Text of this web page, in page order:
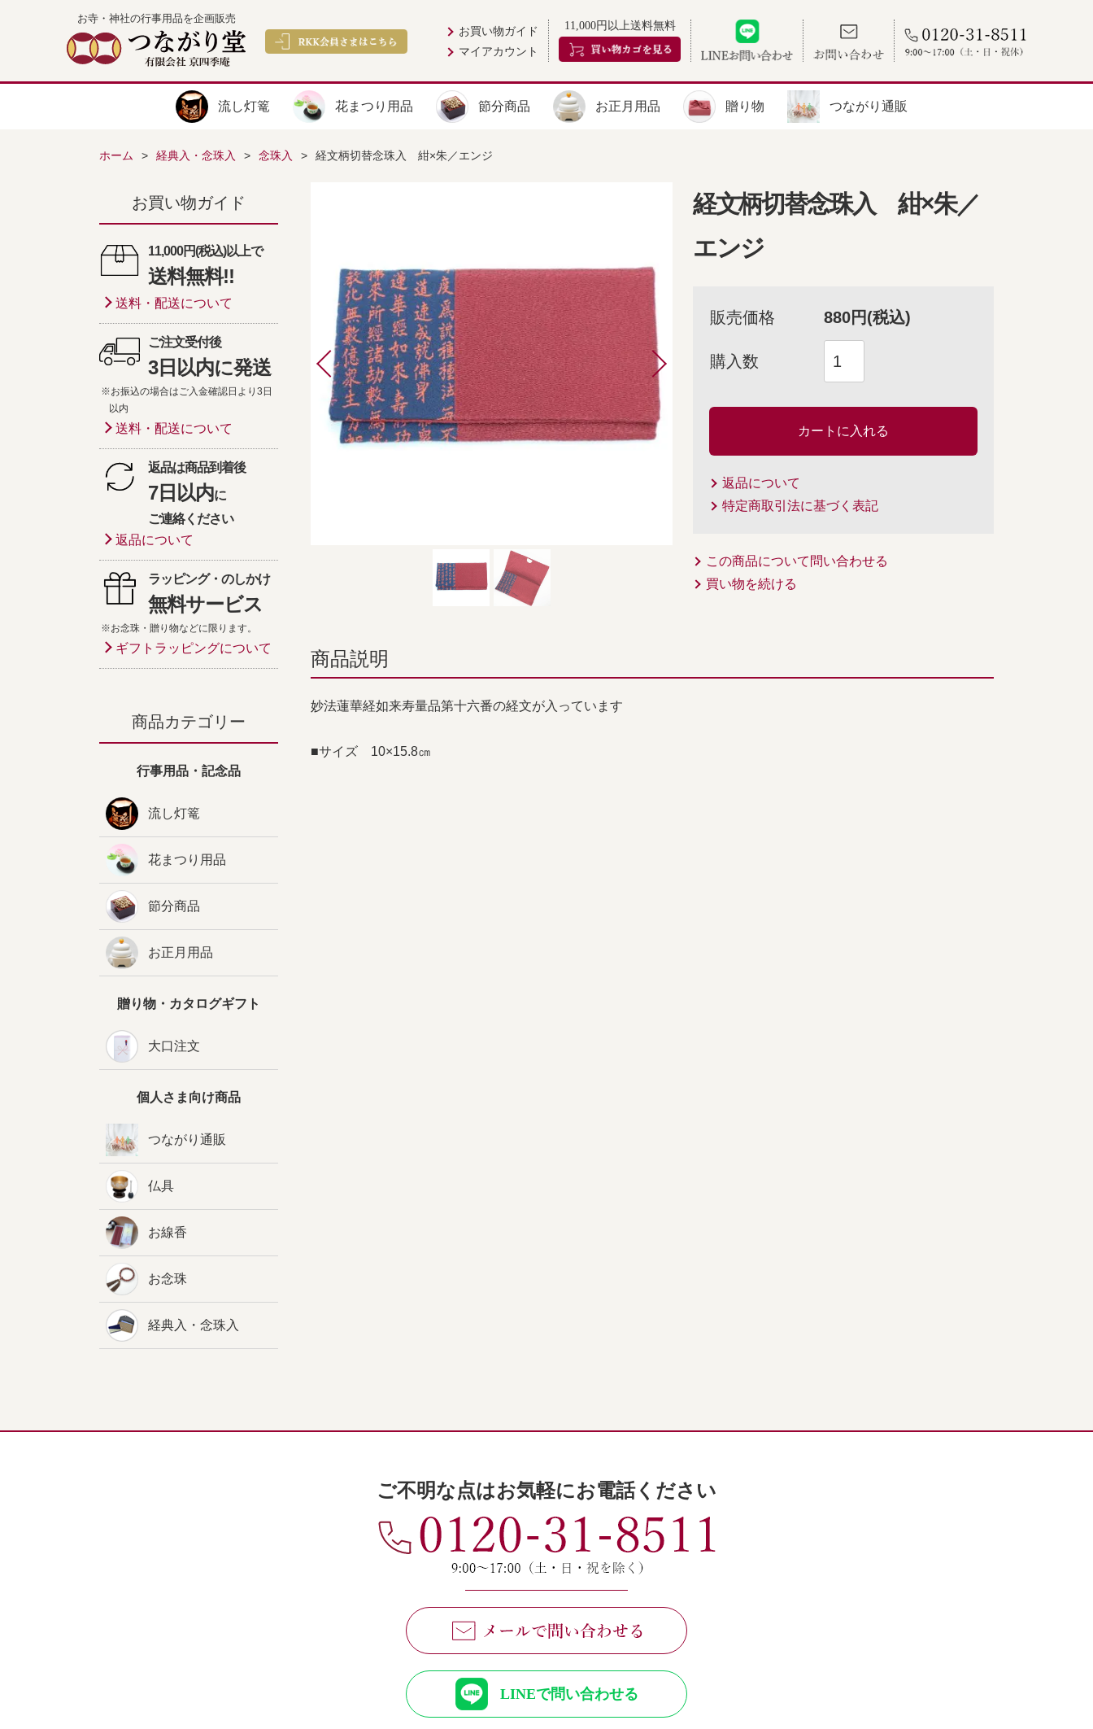
お寺・神社の行事用品を企画販売
お買い物ガイド
マイアカウント
11,000円以上送料無料
流し灯篭 花まつり用品 節分商品 お正月用品 贈り物 つながり通販
ホーム 経典入・念珠入 念珠入 経文柄切替念珠入 紺×朱／エンジ
経文柄切替念珠入 紺×朱／
エンジ
販売価格 880円(税込)
購入数
返品について
特定商取引法に基づく表記
この商品について問い合わせる
買い物を続ける
商品説明
妙法蓮華経如来寿量品第十六番の経文が入っています
■サイズ 10×15.8㎝
お買い物ガイド
11,000円(税込)以上で
送料無料!!
送料・配送について
ご注文受付後
3日以内に発送
※お振込の場合はご入金確認日より3日
以内
送料・配送について
返品は商品到着後
7日以内に
ご連絡ください
返品について
ラッピング・のしかけ
無料サービス
※お念珠・贈り物などに限ります。
ギフトラッピングについて
商品カテゴリー
行事用品・記念品
流し灯篭
花まつり用品
節分商品
お正月用品
贈り物・カタログギフト
大口注文
個人さま向け商品
つながり通販
仏具
お線香
お念珠
経典入・念珠入
ご不明な点はお気軽にお電話ください
LINEで問い合わせる